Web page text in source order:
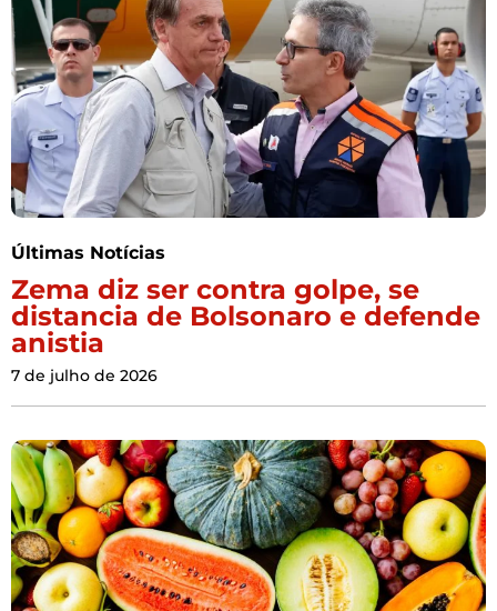
Últimas Notícias
Zema diz ser contra golpe, se
distancia de Bolsonaro e defende
anistia
7 de julho de 2026